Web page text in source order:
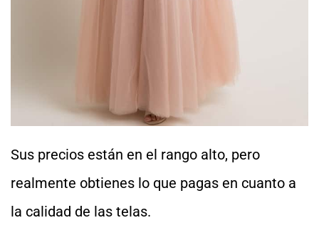
Sus precios están en el rango alto, pero
realmente obtienes lo que pagas en cuanto a
la calidad de las telas.